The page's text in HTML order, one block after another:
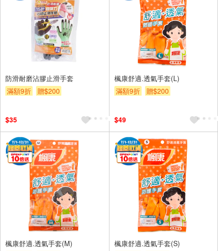
防滑耐磨沾膠止滑手套
滿額9折
贈$200
$35
楓康舒適.透氣手套(L)
滿額9折
贈$200
$49
楓康舒適.透氣手套(M)
楓康舒適.透氣手套(S)